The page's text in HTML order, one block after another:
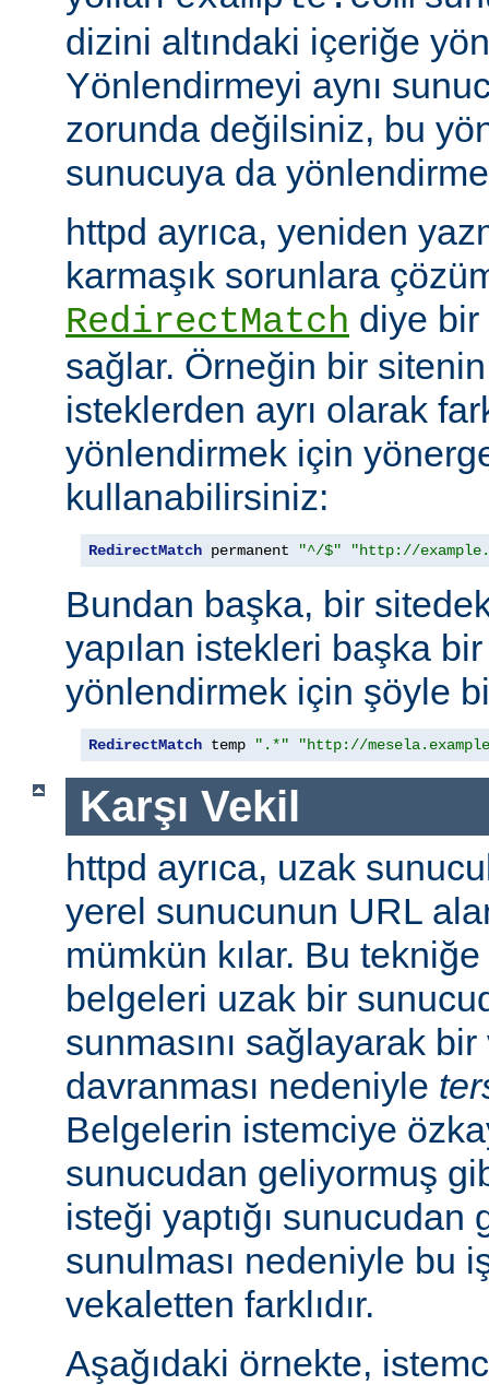
dizini altındaki içeriğe
Yönlendirmeyi aynı
zorunda değilsiniz, bu
sunucuya da
httpd ayrıca, yeniden
karmaşık sorunlara
RedirectMatch diye
sağlar. Örneğin bir
isteklerden ayrı olarak
yönlendirmek için
kullanabilirsiniz:
RedirectMatch permanent "^/$" "http://
Bundan başka, bir
yapılan istekleri başka
yönlendirmek için şöyle
RedirectMatch temp ".*" "http://
Karşı Vekil
httpd ayrıca, uzak
yerel sunucunun URL
mümkün kılar. Bu
belgeleri uzak bir
sunmasını sağlayarak
davranması nedeniyle
Belgelerin istemciye
sunucudan geliyormuş
isteği yaptığı sunucudan
sunulması nedeniyle bu
vekaletten farklıdır.
Aşağıdaki örnekte,